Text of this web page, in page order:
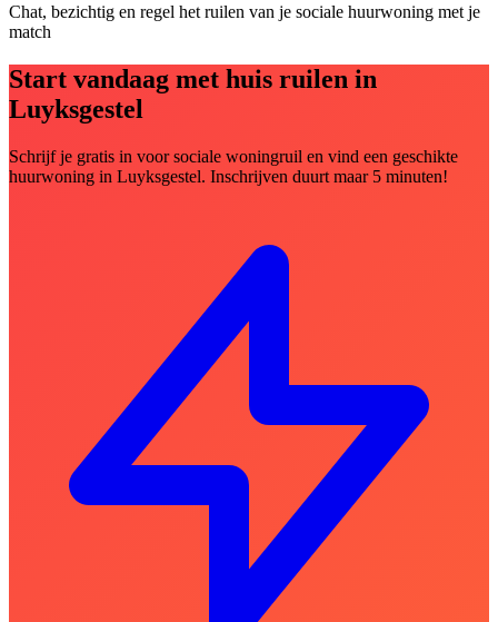
Chat, bezichtig en regel het ruilen van je sociale huurwoning met je
match
Start vandaag met huis ruilen in
Luyksgestel
Schrijf je gratis in voor sociale woningruil en vind een geschikte
huurwoning in Luyksgestel. Inschrijven duurt maar 5 minuten!